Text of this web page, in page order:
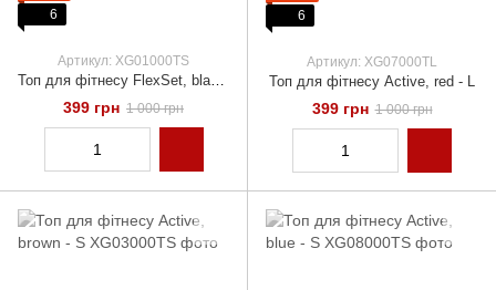
6
Артикул: XG01000TS
Топ для фітнесу FlexSet, black - S
399 грн 1 000 грн
6
Артикул: XG07000TL
Топ для фітнесу Active, red - L
399 грн 1 000 грн